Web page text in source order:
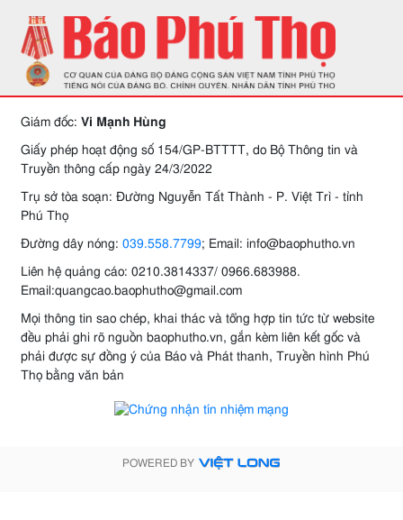
Giám đốc: Vi Mạnh Hùng
Giấy phép hoạt động số 154/GP-BTTTT, do Bộ Thông tin và
Truyền thông cấp ngày 24/3/2022
Trụ sở tòa soạn: Đường Nguyễn Tất Thành - P. Việt Trì - tỉnh
Phú Thọ
Đường dây nóng: 039.558.7799; Email: info@baophutho.vn
Liên hệ quảng cáo: 0210.3814337/ 0966.683988.
Email:quangcao.baophutho@gmail.com
Mọi thông tin sao chép, khai thác và tổng hợp tin tức từ website
đều phải ghi rõ nguồn baophutho.vn, gắn kèm liên kết gốc và
phải được sự đồng ý của Báo và Phát thanh, Truyền hình Phú
Thọ bằng văn bản
POWERED BY